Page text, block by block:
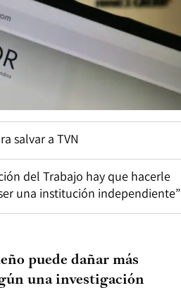
salvar a TVN
del Trabajo hay que hacerle
una institución independiente”
puede dañar más
una investigación